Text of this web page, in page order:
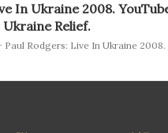
In Ukraine 2008.
Relief.